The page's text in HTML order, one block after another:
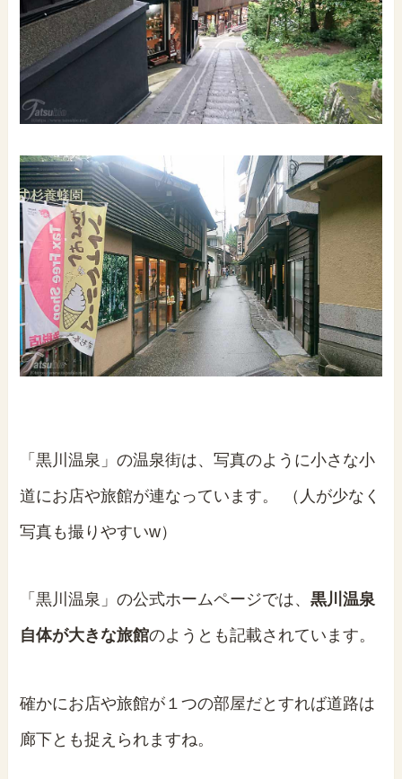
「黒川温泉」の温泉街は、写真のように小さな小
道にお店や旅館が連なっています。
（人が少なく
写真も撮りやすいw）
「黒川温泉」の公式ホームページでは、黒川温泉
自体が大きな旅館のようとも記載されています。
確かにお店や旅館が１つの部屋だとすれば道路は
廊下とも捉えられますね。